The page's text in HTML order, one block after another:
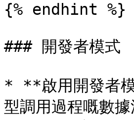
{% endhint %}
### 開發者模式
* **啟用開發者
型調用過程嘅數